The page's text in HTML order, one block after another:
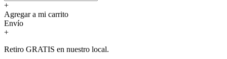
+
Agregar a mi carrito
Envío
+
Retiro GRATIS en nuestro local.